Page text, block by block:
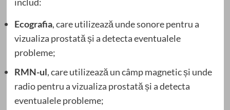
Ecografia, care utilizează unde sonore pentru a
vizualiza prostată și a detecta eventualele
probleme;
RMN-ul, care utilizează un câmp magnetic și unde
radio pentru a vizualiza prostată și a detecta
eventualele probleme;